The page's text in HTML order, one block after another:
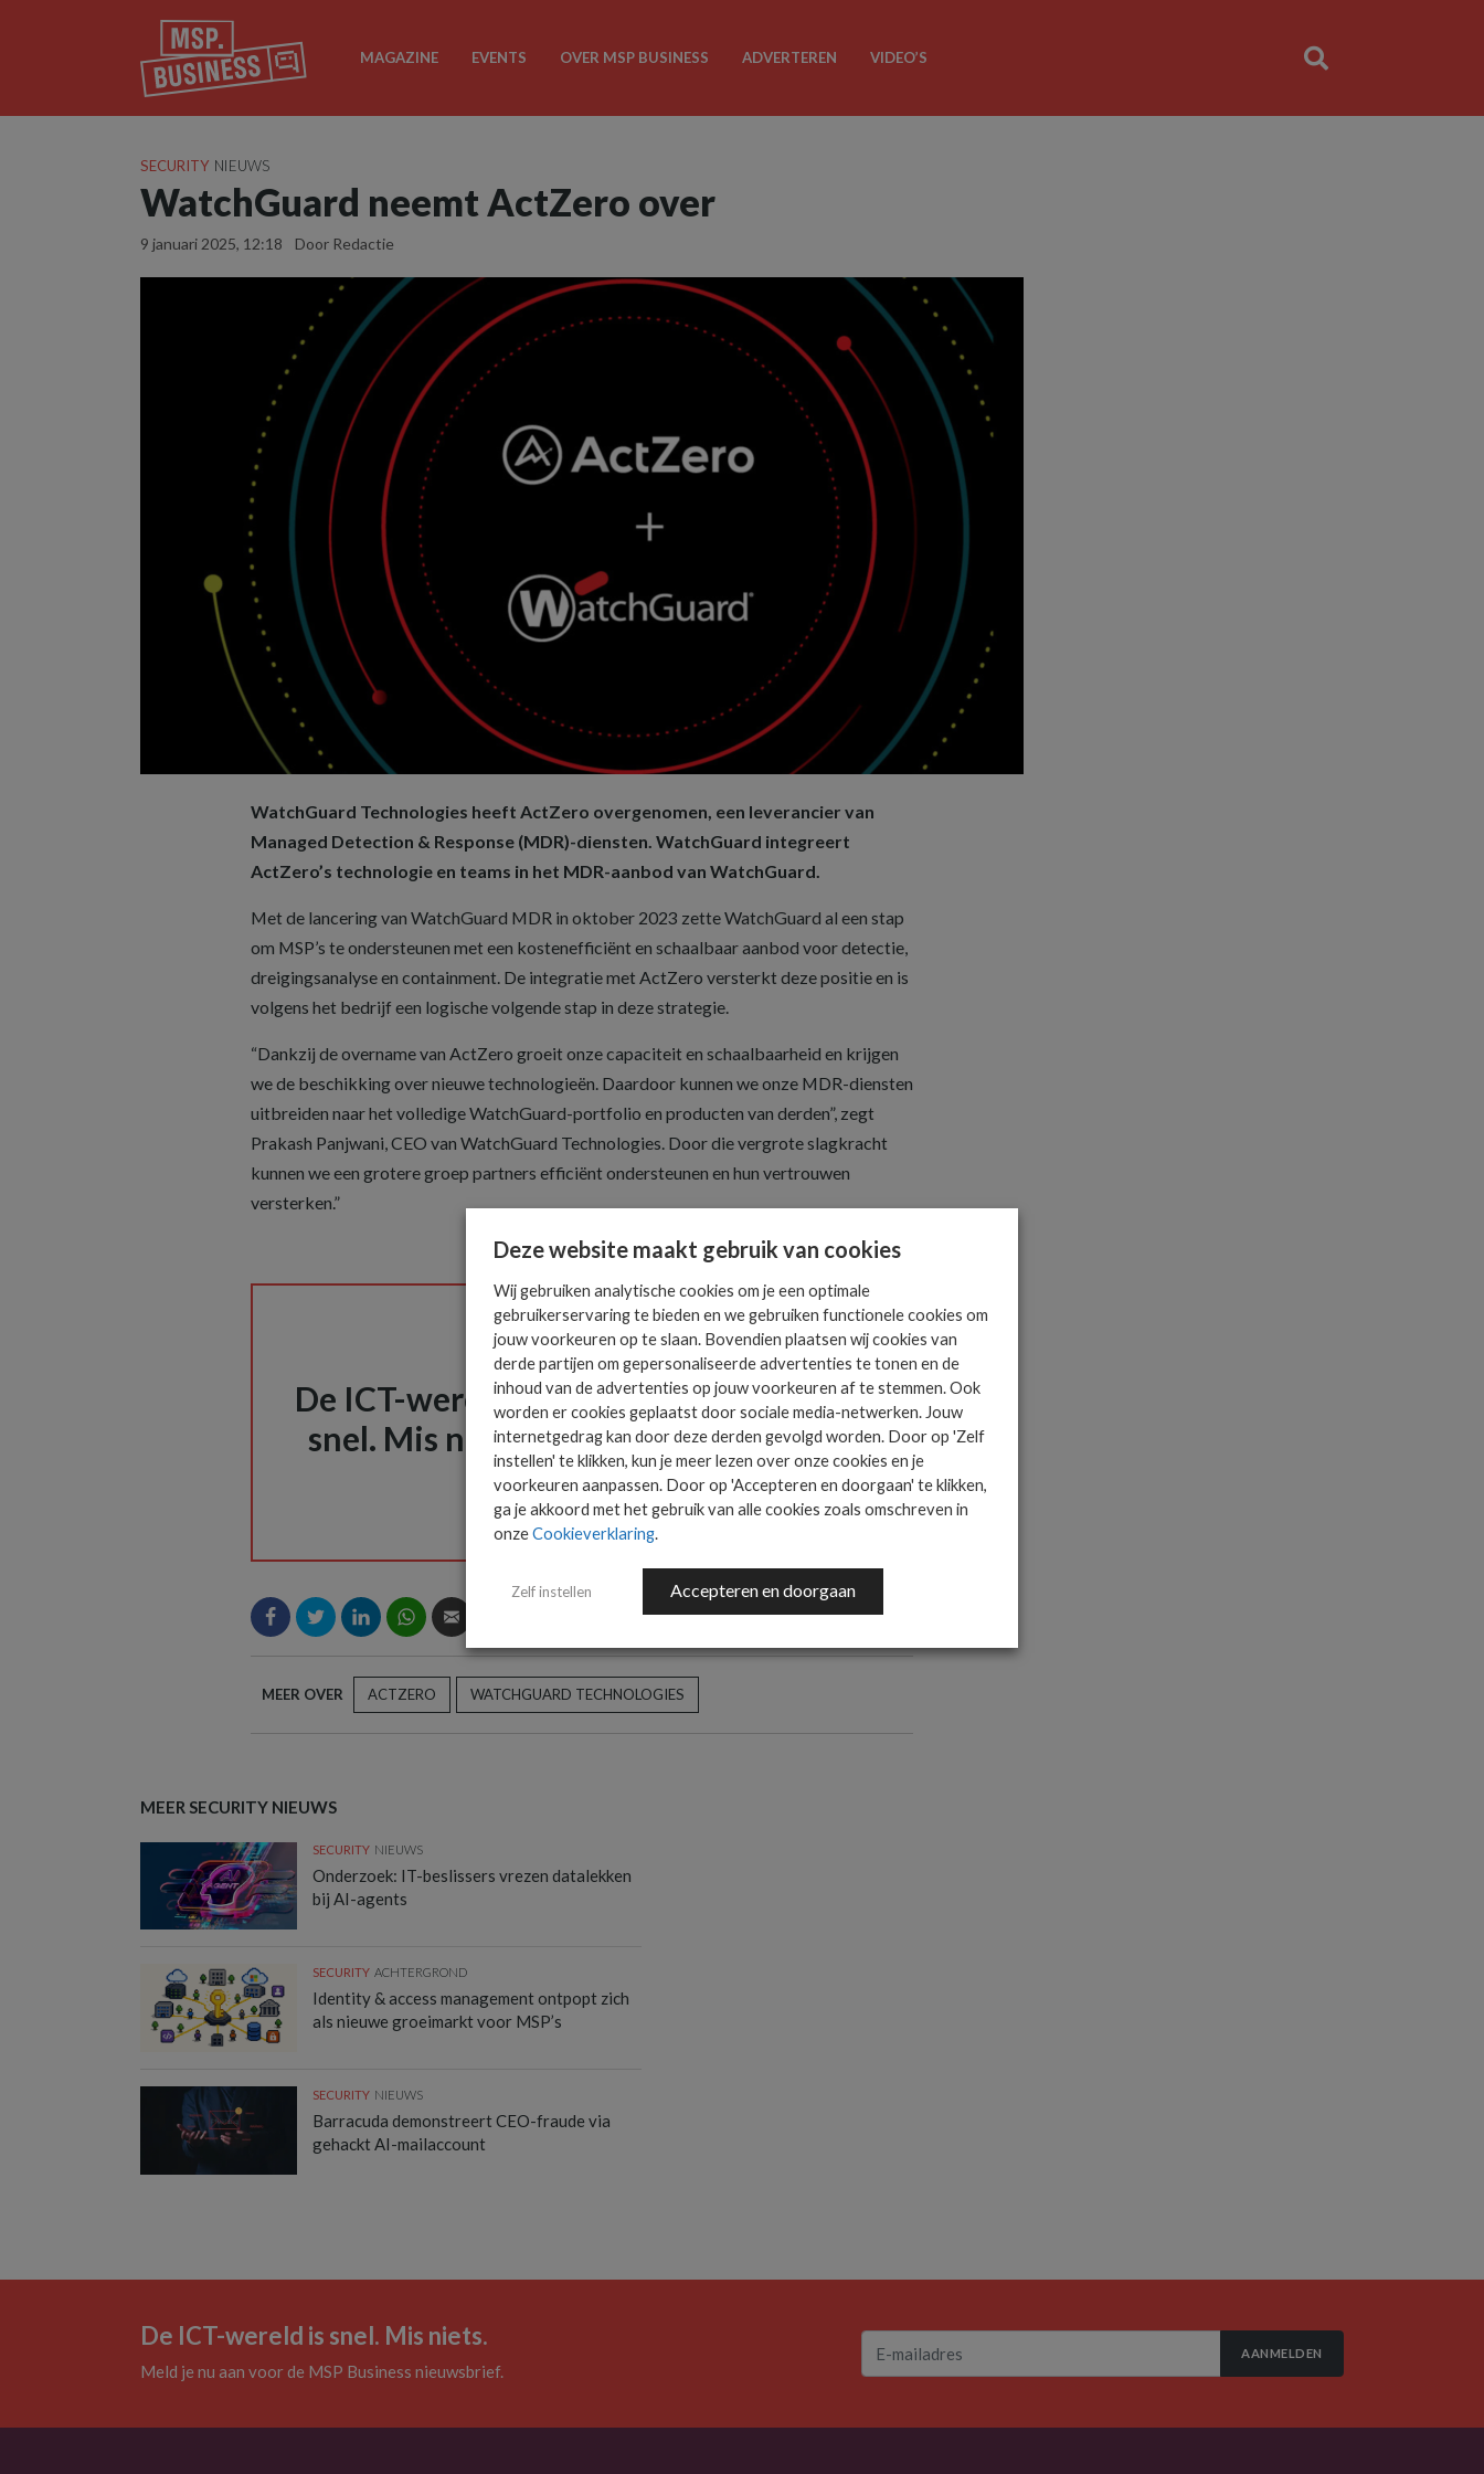
MAGAZINE EVENTS OVER MSP BUSINESS ADVERTEREN VIDEO’S
SECURITY NIEUWS
WatchGuard neemt ActZero over
9 januari 2025, 12:18 Door Redactie
WatchGuard Technologies heeft ActZero overgenomen, een leverancier van
Managed Detection & Response (MDR)-diensten. WatchGuard integreert
ActZero’s technologie en teams in het MDR-aanbod van WatchGuard.
Met de lancering van WatchGuard MDR in oktober 2023 zette WatchGuard al een stap
om MSP’s te ondersteunen met een kostenefficiënt en schaalbaar aanbod voor detectie,
dreigingsanalyse en containment. De integratie met ActZero versterkt deze positie en is
volgens het bedrijf een logische volgende stap in deze strategie.
“Dankzij de overname van ActZero groeit onze capaciteit en schaalbaarheid en krijgen
we de beschikking over nieuwe technologieën. Daardoor kunnen we onze MDR-diensten
uitbreiden naar het volledige WatchGuard-portfolio en producten van derden”, zegt
Prakash Panjwani, CEO van WatchGuard Technologies. Door die vergrote slagkracht
kunnen we een grotere groep partners efficiënt ondersteunen en hun vertrouwen
versterken.”
De ICT-wereld is
snel. Mis niets.
Het allerlaatste ICT
nieuws in jouw mailbox
AANMELDEN
MEER OVER ACTZERO WATCHGUARD TECHNOLOGIES
MEER SECURITY NIEUWS
SECURITY NIEUWS
Onderzoek: IT-beslissers vrezen datalekken
bij AI-agents
SECURITY ACHTERGROND
Identity & access management ontpopt zich
als nieuwe groeimarkt voor MSP’s
SECURITY NIEUWS
Barracuda demonstreert CEO-fraude via
gehackt AI-mailaccount
De ICT-wereld is snel. Mis niets.
Meld je nu aan voor de MSP Business nieuwsbrief.
AANMELDEN
Deze website maakt gebruik van cookies
Wij gebruiken analytische cookies om je een optimale
gebruikerservaring te bieden en we gebruiken functionele cookies om
jouw voorkeuren op te slaan. Bovendien plaatsen wij cookies van
derde partijen om gepersonaliseerde advertenties te tonen en de
inhoud van de advertenties op jouw voorkeuren af te stemmen. Ook
worden er cookies geplaatst door sociale media-netwerken. Jouw
internetgedrag kan door deze derden gevolgd worden. Door op 'Zelf
instellen' te klikken, kun je meer lezen over onze cookies en je
voorkeuren aanpassen. Door op 'Accepteren en doorgaan' te klikken,
ga je akkoord met het gebruik van alle cookies zoals omschreven in
onzeCookieverklaring.
Zelf instellen Accepteren en doorgaan